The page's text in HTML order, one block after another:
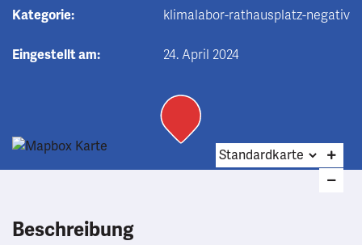
Kategorie: klimalabor-rathausplatz-negativ
Eingestellt am: 24. April 2024
Beschreibung